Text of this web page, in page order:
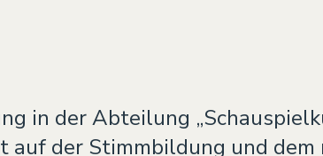
in der Abteilung
auf der Stimmbildung und dem